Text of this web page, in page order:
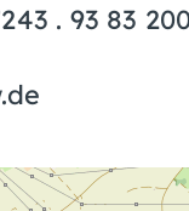
. 93 83